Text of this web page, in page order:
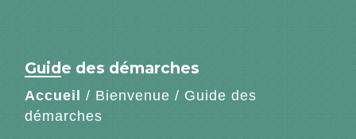
Guide des démarches
Accueil / Bienvenue / Guide des
démarches